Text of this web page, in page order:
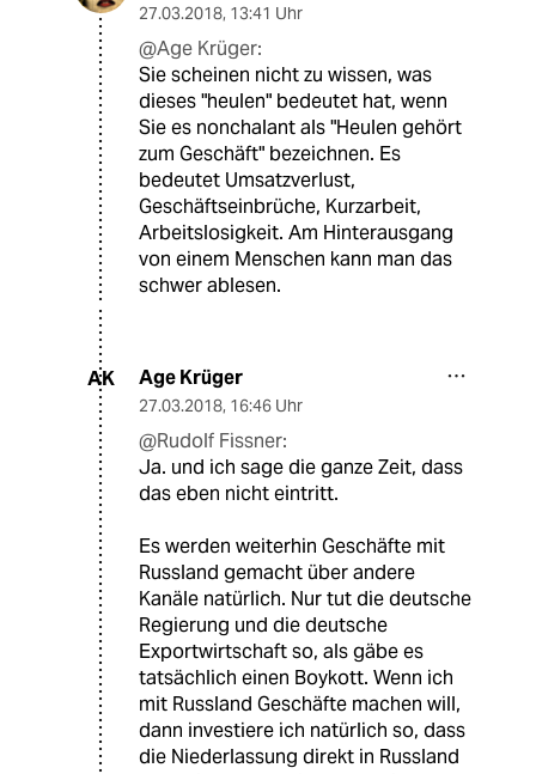
27.03.2018, 13:41 Uhr
@Age Krüger:
Sie scheinen nicht zu wissen, was
dieses "heulen" bedeutet hat, wenn
Sie es nonchalant als "Heulen gehört
zum Geschäft" bezeichnen. Es
bedeutet Umsatzverlust,
Geschäftseinbrüche, Kurzarbeit,
Arbeitslosigkeit. Am Hinterausgang
von einem Menschen kann man das
schwer ablesen.
AK Age Krüger
27.03.2018, 16:46 Uhr
@Rudolf Fissner:
Ja. und ich sage die ganze Zeit, dass
das eben nicht eintritt.
Es werden weiterhin Geschäfte mit
Russland gemacht über andere
Kanäle natürlich. Nur tut die deutsche
Regierung und die deutsche
Exportwirtschaft so, als gäbe es
tatsächlich einen Boykott. Wenn ich
mit Russland Geschäfte machen will,
dann investiere ich natürlich so, dass
die Niederlassung direkt in Russland